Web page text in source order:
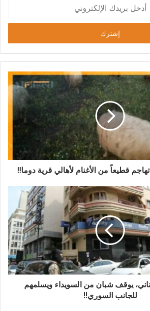
قطيعاً من الأغنام لأهالي قرية دوما!!
يوقف شبان من السويداء ويسلمهم
للجانب السوري!!